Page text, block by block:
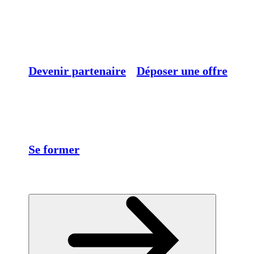
Devenir partenaire Déposer une offre
Se former